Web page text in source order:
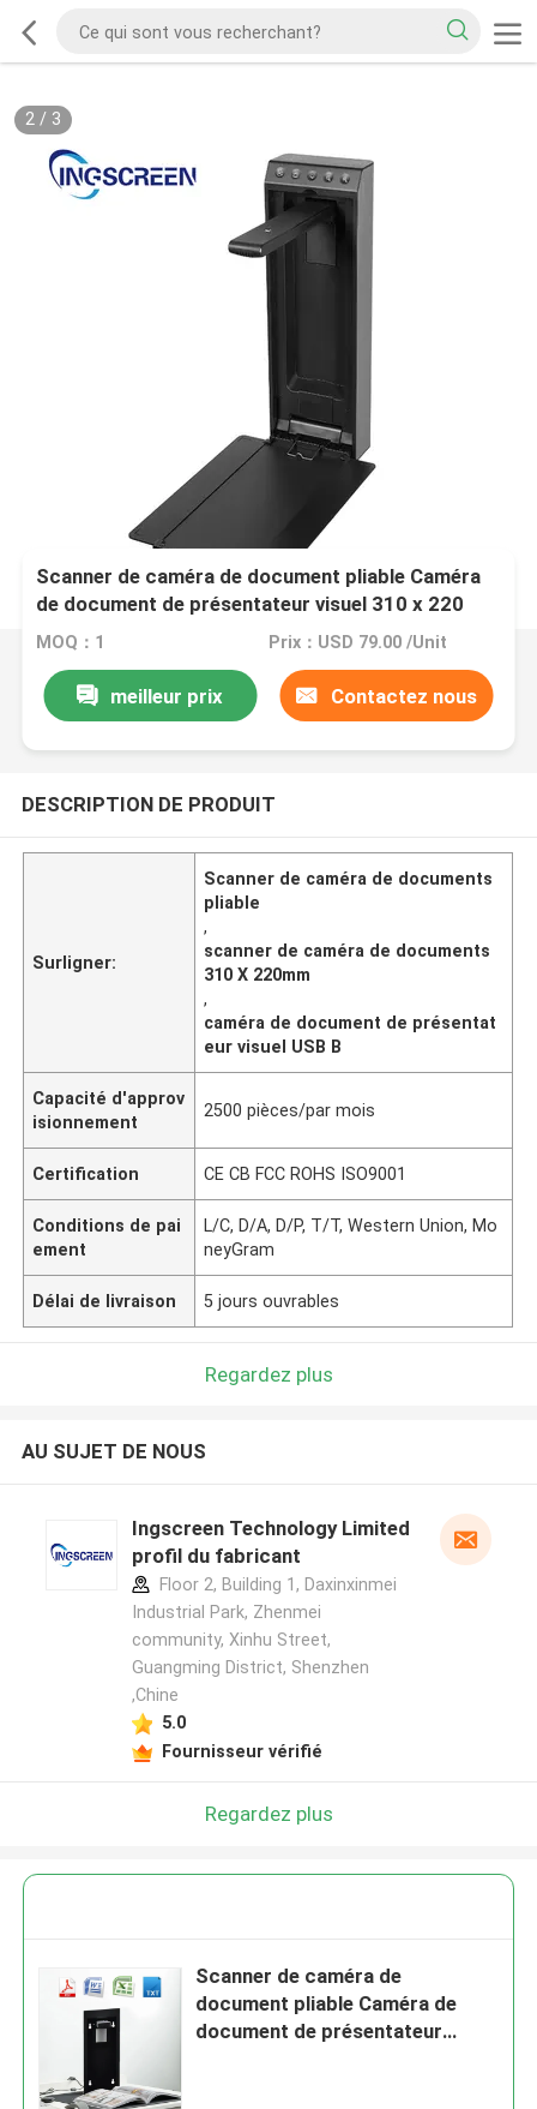
2/ 3
Scanner de caméra de document pliable Caméra
de document de présentateur visuel 310 x 220
mm
MOQ：1 Prix：USD 79.00 /Unit
meilleur prix Contactez nous
DESCRIPTION DE PRODUIT
Surligner:
Scanner de caméra de documents
pliable
,
scanner de caméra de documents
310 X 220mm
,
caméra de document de présentat
eur visuel USB B
Capacité d'approv
isionnement
2500 pièces/par mois
Certification CE CB FCC ROHS ISO9001
Conditions de pai
ement
L/C, D/A, D/P, T/T, Western Union, Mo
neyGram
Délai de livraison 5 jours ouvrables
Regardez plus
AU SUJET DE NOUS
Ingscreen Technology Limited
profil du fabricant
Floor 2, Building 1, Daxinxinmei
Industrial Park, Zhenmei
community, Xinhu Street,
Guangming District, Shenzhen
,Chine
5.0
Fournisseur vérifié
Regardez plus
Scanner de caméra de
document pliable Caméra de
document de présentateur